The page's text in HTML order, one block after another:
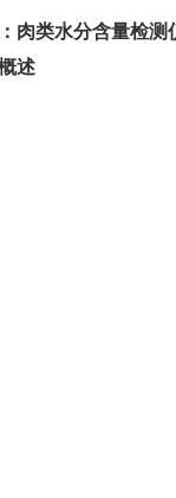
肉类水分含量检测
述